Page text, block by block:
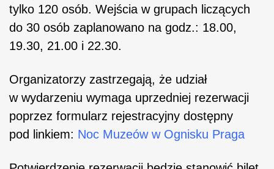
tylko 120 osób. Wejścia w grupach liczących
do 30 osób zaplanowano na godz.: 18.00,
19.30, 21.00 i 22.30.
Organizatorzy zastrzegają, że udział
w wydarzeniu wymaga uprzedniej rezerwacji
poprzez formularz rejestracyjny dostępny
pod linkiem: Noc Muzeów w Ognisku Praga